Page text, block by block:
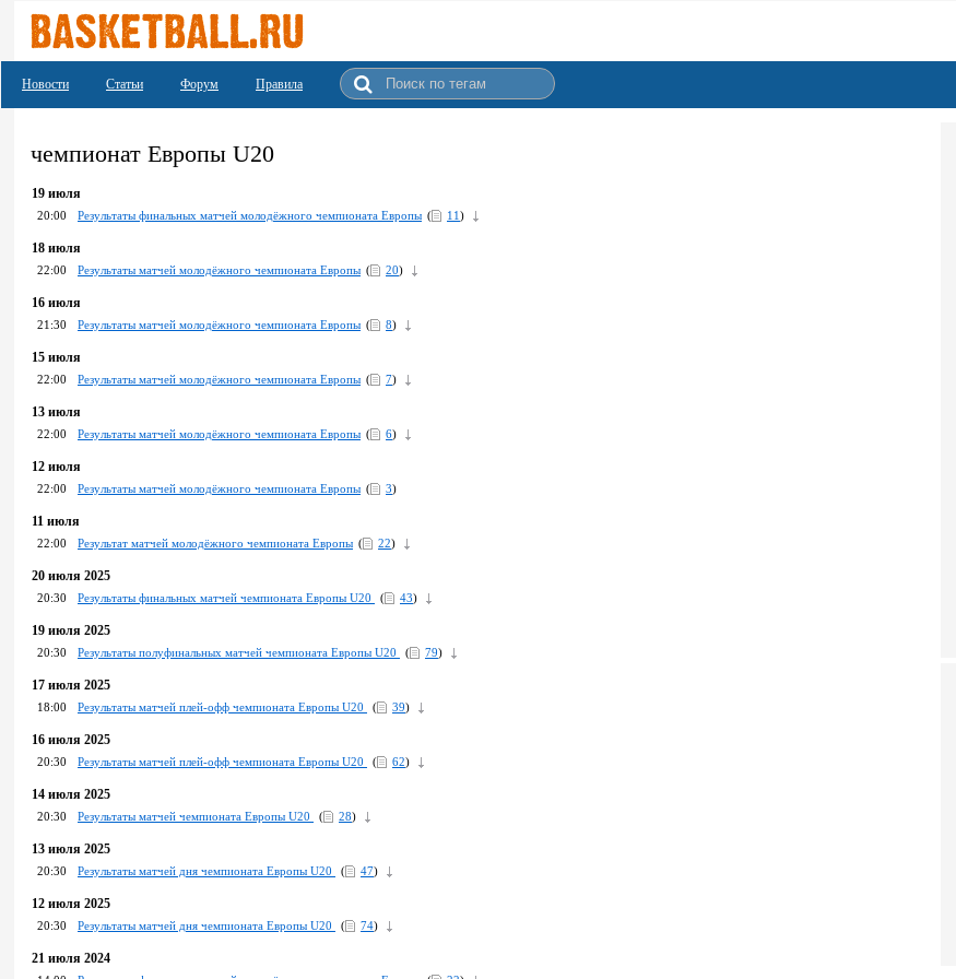
Новости Статьи Форум Правила
чемпионат Европы U20
19 июля
20:00 Pезультаты финальных матчей молодёжного чемпионата Европы ( 11)
18 июля
22:00 Pезультаты матчей молодёжного чемпионата Европы ( 20)
16 июля
21:30 Pезультаты матчей молодёжного чемпионата Европы ( 8)
15 июля
22:00 Pезультаты матчей молодёжного чемпионата Европы ( 7)
13 июля
22:00 Pезультаты матчей молодёжного чемпионата Европы ( 6)
12 июля
22:00 Pезультаты матчей молодёжного чемпионата Европы ( 3)
11 июля
22:00 Результат матчей молодёжного чемпионата Европы ( 22)
20 июля 2025
20:30 Результаты финальных матчей чемпионата Европы U20 ( 43)
19 июля 2025
20:30 Результаты полуфинальных матчей чемпионата Европы U20 ( 79)
17 июля 2025
18:00 Pезультаты матчей плей-офф чемпионата Европы U20 ( 39)
16 июля 2025
20:30 Результаты матчей плей-офф чемпионата Европы U20 ( 62)
14 июля 2025
20:30 Результаты матчей чемпионата Европы U20 ( 28)
13 июля 2025
20:30 Pезультаты матчей дня чемпионата Европы U20 ( 47)
12 июля 2025
20:30 Результаты матчей дня чемпионата Европы U20 ( 74)
21 июля 2024